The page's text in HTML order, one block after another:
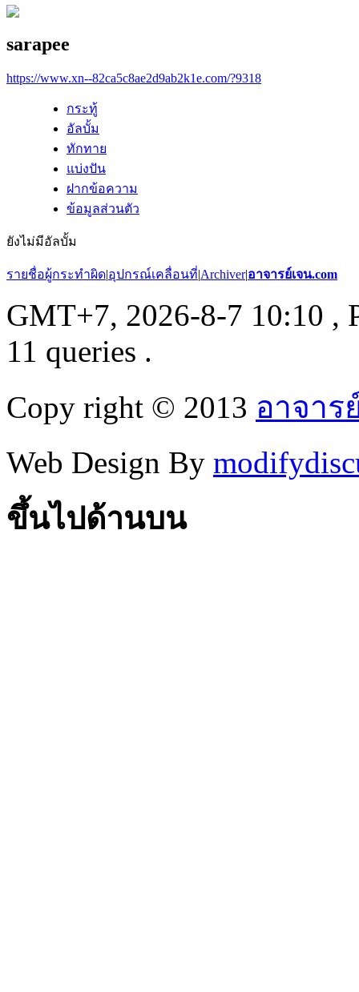
sarapee
https://www.xn--82ca5c8ae2d9ab2k1e.com/?9318
กระทู้
อัลบั้ม
ทักทาย
แบ่งปัน
ฝากข้อความ
ข้อมูลส่วนตัว
ยังไม่มีอัลบั้ม
รายชื่อผู้กระทำผิด|อุปกรณ์เคลื่อนที่|Archiver|อาจารย์เจน.com
GMT+7, 2026-8-7 10:10 ,
11 queries .
Copy right © 2013 อาจาร
Web Design By
ขึ้นไปด้านบน